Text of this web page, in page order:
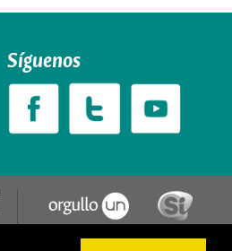
Síguenos